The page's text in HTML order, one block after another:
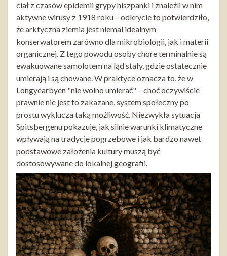
ciał z czasów epidemii grypy hiszpanki i znaleźli w nim
aktywne wirusy z 1918 roku – odkrycie to potwierdziło,
że arktyczna ziemia jest niemal idealnym
konserwatorem zarówno dla mikrobiologii, jak i materii
organicznej. Z tego powodu osoby chore terminalnie są
ewakuowane samolotem na ląd stały, gdzie ostatecznie
umierają i są chowane. W praktyce oznacza to, że w
Longyearbyen "nie wolno umierać" – choć oczywiście
prawnie nie jest to zakazane, system społeczny po
prostu wyklucza taką możliwość. Niezwykła sytuacja
Spitsbergenu pokazuje, jak silnie warunki klimatyczne
wpływają na tradycje pogrzebowe i jak bardzo nawet
podstawowe założenia kultury muszą być
dostosowywane do lokalnej geografii.